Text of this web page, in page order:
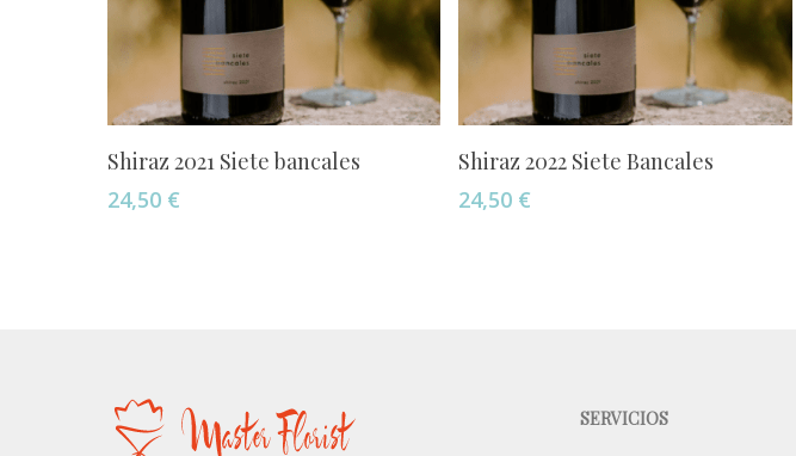
Añadir Al Carrito
Shiraz 2021 Siete bancales
24,50 €
Añadir Al Carrito
Shiraz 2022 Siete Bancales
24,50 €
SERVICIOS